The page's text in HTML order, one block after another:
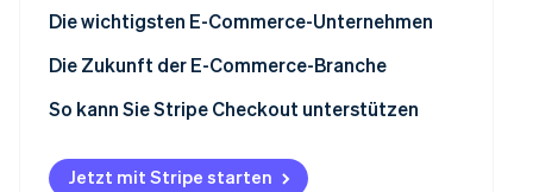
Evolution von KI und E-Commerce
Agentic Commerce und andere KI-Technologien
Wachstum des Social Commerce
Die wichtigsten E-Commerce-Unternehmen
Rakuten Ichiba
Amazon
Die Zukunft der E-Commerce-Branche
So kann Sie Stripe Checkout unterstützen
Jetzt mit Stripe starten